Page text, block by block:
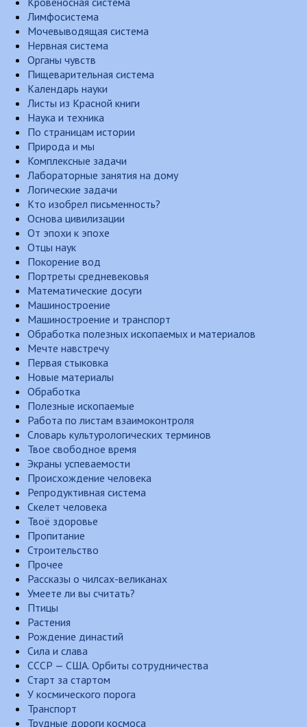
Лимфосистема
Мочевыводящая система
Нервная система
Органы чувств
Пищеварительная система
Календарь науки
Листы из Красной книги
Наука и техника
По страницам истории
Природа и мы
Комплексные задачи
Лабораторные занятия на дому
Логические задачи
Кто изобрел письменность?
Основа цивилизации
От эпохи к эпохе
Отцы наук
Покорение вод
Портреты средневековья
Математические досуги
Машиностроение
Машиностроение и транспорт
Обработка полезных ископаемых и материалов
Мечте навстречу
Первая стыковка
Новые материалы
Обработка
Полезные ископаемые
Работа по листам взаимоконтроля
Словарь культурологических терминов
Твое свободное время
Экраны успеваемости
Происхождение человека
Репродуктивная система
Скелет человека
Твоё здоровье
Пропитание
Строительство
Прочее
Рассказы о чилсах-великанах
Умеете ли вы считать?
Птицы
Растения
Рождение династий
Сила и слава
СССР — США. Орбиты сотрудничества
Старт за стартом
У космического порога
Транспорт
Трудные дороги космоса